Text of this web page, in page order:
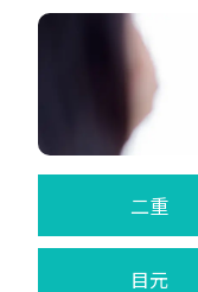
二重
目元